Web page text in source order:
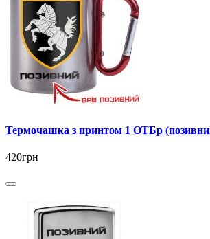
Термочашка з принтом 1 ОТБр
420грн